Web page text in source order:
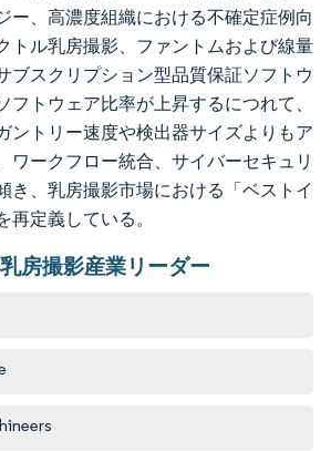
ー、高濃度組織における不確定症例向
トル乳房撮影、ファントムおよび線量
ブスクリプション型品質保証ソフトウ
フトウェア比率が上昇するにつれて、
ントリー速度や検出器サイズよりもア
ワークフロー統合、サイバーセキュリ
き、乳房撮影市場における「ベストイ
再定義している。
房撮影産業リーダー